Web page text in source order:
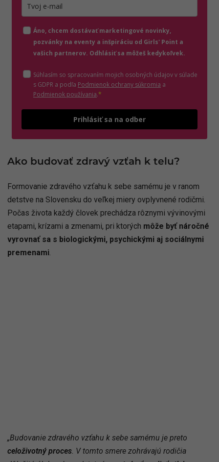
Áno, chcem dostávať marketingové novinky,
pozvánky na eventy a inšpiráciu od Girls' Point a
vašich partnerov. Odhlásiť sa môžeš kedykoľvek.
Súhlasím so spracovaním mojich osobných údajov v súlade
s GDPR a podľa Podmienok ochrany súkromia (otvorí sa v novom
a
Podmienok používania(otvorí sa v novom okne)
.*
Prihlásiť sa na odber
Ako budovať zdravý vzťah k telu?
Formovanie zdravého vzťahu k sebe samému je v ranom
detstve na Slovensku do veľkej miery ovplyvnené rodičmi.
Počas života každý človek prechádza rôznymi vývinovými
etapami, krízami a zmenami, pri ktorých môže byť náročné
vyrovnať sa s biologickými, psychickými aj sociálnymi
premenami
„Budovanie zdravého vzťahu k sebe samému je preto
celoživotný proces . V tomto smere zohrávajú rodičia